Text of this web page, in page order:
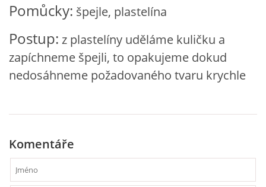
VZDĚLÁVACÍ BLOK LEDEN
VZDĚLÁVACÍ BLOK ÚNOR
VÝTVARNÉ TECHNIKY
Pomůcky: špejle, plastelína
Postup: z plastelíny uděláme kuličku a
zapíchneme špejli, to opakujeme dokud
nedosáhneme požadovaného tvaru krychle
Komentáře